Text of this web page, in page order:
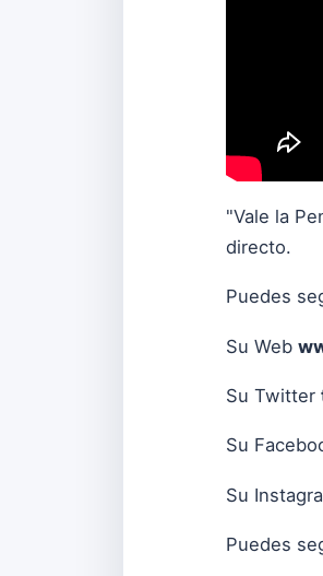
"Vale la
directo.
Puedes
Su Web
Su Twitter
Su
Su
Puedes